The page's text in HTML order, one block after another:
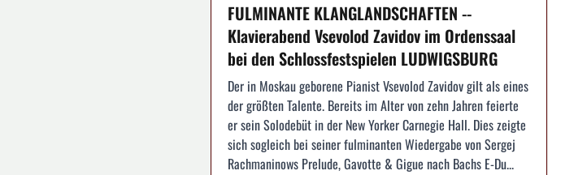
FULMINANTE KLANGLANDSCHAFTEN --
Klavierabend Vsevolod Zavidov im Ordenssaal
bei den Schlossfestspielen LUDWIGSBURG
Der in Moskau geborene Pianist Vsevolod Zavidov gilt als eines
der größten Talente. Bereits im Alter von zehn Jahren feierte
er sein Solodebüt in der New Yorker Carnegie Hall. Dies zeigte
sich sogleich bei seiner fulminanten Wiedergabe von Sergej
Rachmaninows Prelude, Gavotte & Gigue nach Bachs E-Du...